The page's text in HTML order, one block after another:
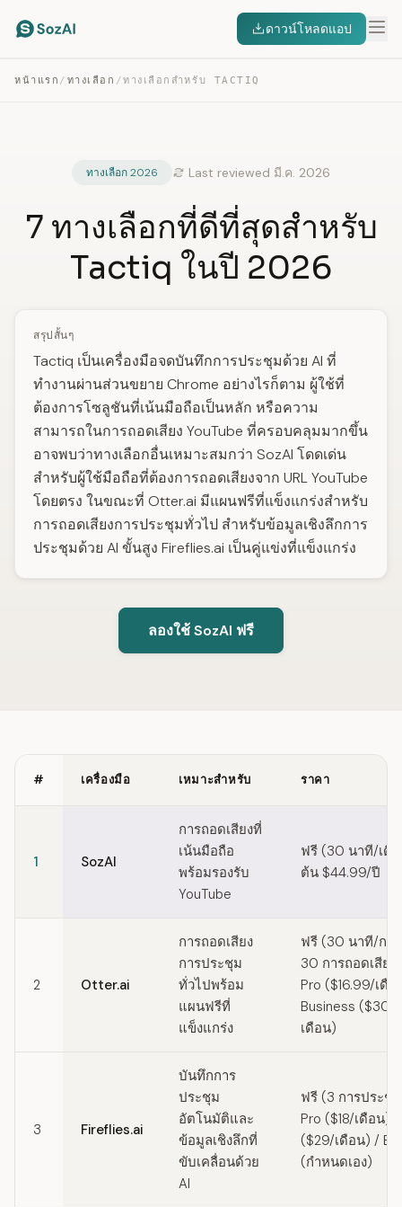
ดาวน์โหลดแอป
หน้าแรก / ทางเลือก /ทางเลือกสำหรับ TACTIQ
ทางเลือก 2026 Last reviewed มี.ค. 2026
7 ทางเลือกที่ดีที่สุดสำหรับ
Tactiq ในปี 2026
สรุปสั้นๆ
Tactiq เป็นเครื่องมือจดบันทึกการประชุมด้วย AI ที่
ทำงานผ่านส่วนขยาย Chrome อย่างไรก็ตาม ผู้ใช้ที่
ต้องการโซลูชันที่เน้นมือถือเป็นหลัก หรือความ
สามารถในการถอดเสียง YouTube ที่ครอบคลุมมากขึ้น
อาจพบว่าทางเลือกอื่นเหมาะสมกว่า SozAI โดดเด่น
สำหรับผู้ใช้มือถือที่ต้องการถอดเสียงจาก URL YouTube
โดยตรง ในขณะที่ Otter.ai มีแผนฟรีที่แข็งแกร่งสำหรับ
การถอดเสียงการประชุมทั่วไป สำหรับข้อมูลเชิงลึกการ
ประชุมด้วย AI ขั้นสูง Fireflies.ai เป็นคู่แข่งที่แข็งแกร่ง
ลองใช้ SozAI ฟรี
Quick comparison of Tactiq alternatives
# เครื่องมือ เหมาะสำหรับ ราคา
1 SozAI
การถอดเสียงที่
เน้นมือถือ
พร้อมรองรับ
YouTube
ฟรี (30 นาที/เดื
ต้น $44.99/ปี
2 Otter.ai
การถอดเสียง
การประชุม
ทั่วไปพร้อม
แผนฟรีที่
แข็งแกร่ง
ฟรี (30 นาที/กา
30 การถอดเสีย
Pro ($16.99/เดื
Business ($30/
เดือน)
3 Fireflies.ai
บันทึกการ
ประชุม
อัตโนมัติและ
ข้อมูลเชิงลึกที่
ขับเคลื่อนด้วย
AI
ฟรี (3 การประชุ
Pro ($18/เดือน)
($29/เดือน) /
(กำหนดเอง)